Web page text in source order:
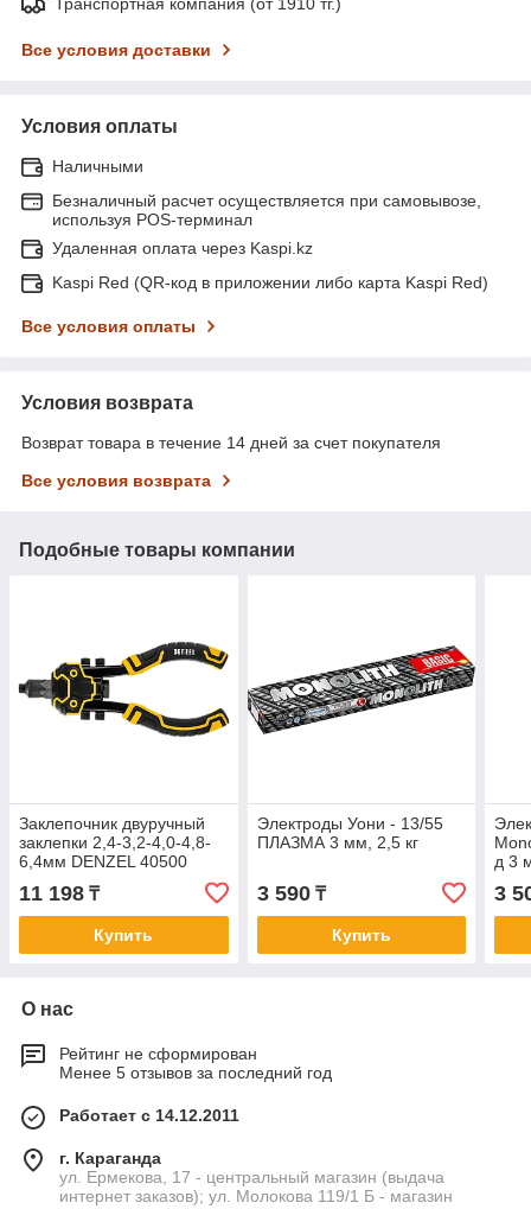
Все условия доставки
Условия оплаты
Наличными
Безналичный расчет осуществляется при самовывозе,
используя POS-терминал
Удаленная оплата через Kaspi.kz
Kaspi Red (QR-код в приложении либо карта Kaspi Red)
Все условия оплаты
Условия возврата
Возврат товара в течение 14 дней за счет покупателя
Все условия возврата
Подобные товары компании
Заклепочник двуручный
заклепки 2,4-3,2-4,0-4,8-
6,4мм DENZEL 40500
11 198 ₸
Купить
Электроды Уони - 13/55
ПЛАЗМА 3 мм, 2,5 кг
3 590₸
Купить
д 3
3
О нас
Рейтинг не сформирован
Менее 5 отзывов за последний год
Работает с 14.12.2011
г. Караганда
ул. Ермекова, 17 - центральный магазин (выдача
интернет заказов); ул. Молокова 119/1 Б - магазин